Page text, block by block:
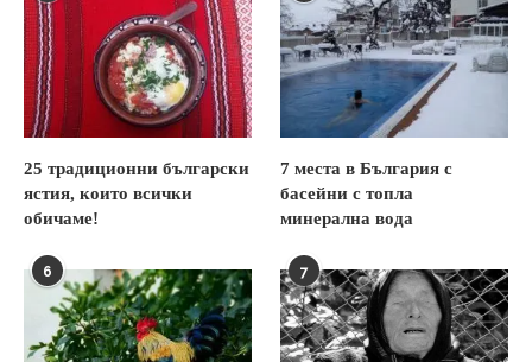
25 традиционни български
ястия, които всички
обичаме!
7 места в България с
басейни с топла
минерална вода
6 7